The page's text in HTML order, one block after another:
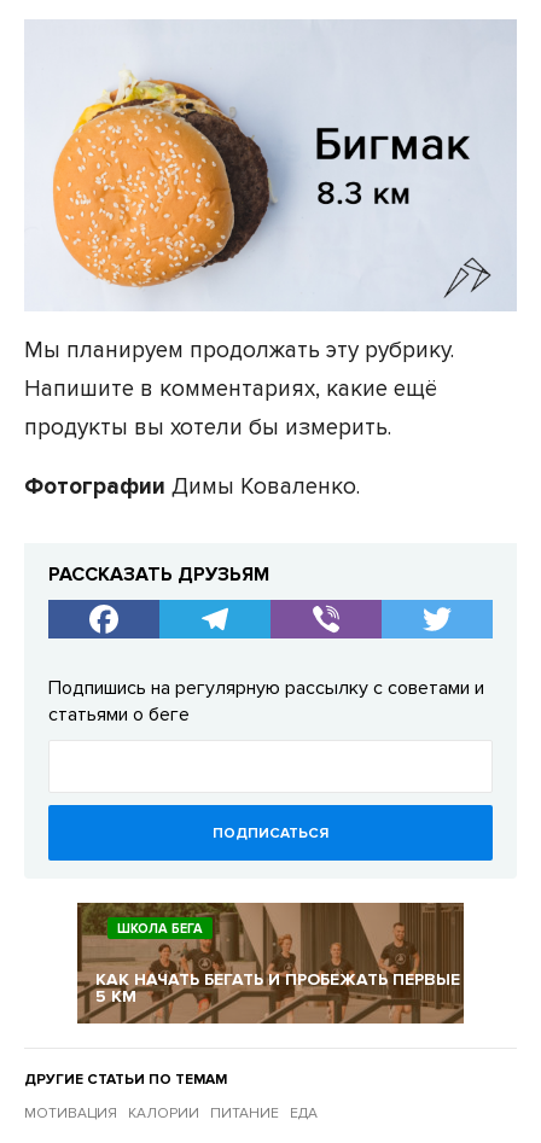
Мы планируем продолжать эту рубрику.
Напишите в комментариях, какие ещё
продукты вы хотели бы измерить.
Фотографии Димы Коваленко.
РАССКАЗАТЬ ДРУЗЬЯМ
Подпишись на регулярную рассылку с советами и
статьями о беге
ПОДПИСАТЬСЯ
ШКОЛА БЕГА
КАК НАЧАТЬ БЕГАТЬ И ПРОБЕЖАТЬ ПЕРВЫЕ
5 КМ
ДРУГИЕ СТАТЬИ ПО ТЕМАМ
МОТИВАЦИЯ
КАЛОРИИ ПИТАНИЕ ЕДА